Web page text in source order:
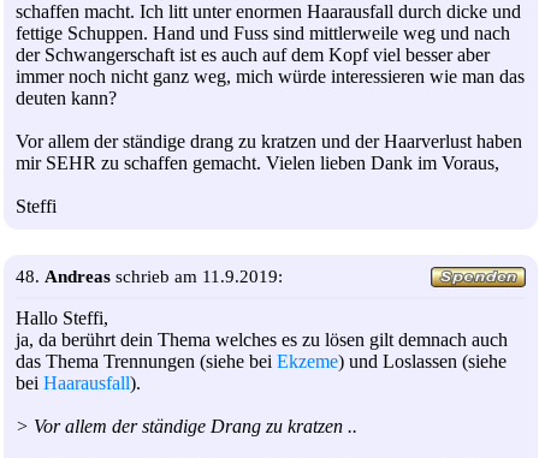
schaffen macht. Ich litt unter enormen Haarausfall durch dicke und
fettige Schuppen. Hand und Fuss sind mittlerweile weg und nach
der Schwangerschaft ist es auch auf dem Kopf viel besser aber
immer noch nicht ganz weg, mich würde interessieren wie man das
deuten kann?
Vor allem der ständige drang zu kratzen und der Haarverlust haben
mir SEHR zu schaffen gemacht. Vielen lieben Dank im Voraus,
Steffi
48. Andreas schrieb am 11.9.2019:
Hallo Steffi,
ja, da berührt dein Thema welches es zu lösen gilt demnach auch
das Thema Trennungen (siehe bei Ekzeme) und Loslassen (siehe
bei Haarausfall).
> Vor allem der ständige Drang zu kratzen ..